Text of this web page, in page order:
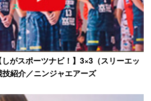
がスポーツナビ！】3×3（スリーエッ
紹介／ニンジャエアーズ